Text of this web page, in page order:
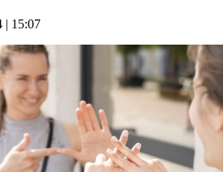
| 15:07